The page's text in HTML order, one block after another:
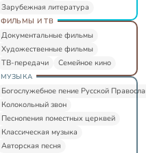
Зарубежная литература
ФИЛЬМЫ И ТВ
Документальные фильмы
Художественные фильмы
ТВ-передачи
Семейное кино
МУЗЫКА
Богослужебное пение Русской
Колокольный звон
Песнопения поместных церквей
Классическая музыка
Авторская песня